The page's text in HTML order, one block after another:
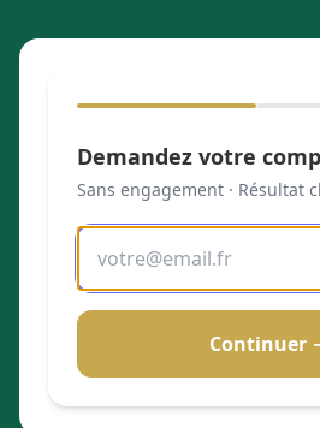
Demandez votre
Sans engagement · Résultat
Continuer